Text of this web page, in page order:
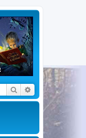
Поиск Расширенный